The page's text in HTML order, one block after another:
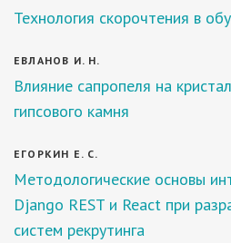
Технология скорочтения в
ЕВЛАНОВ И. Н.
Влияние сапропеля на
гипсового камня
ЕГОРКИН Е. С.
Методологические основы
Django REST и React при
систем рекрутинга